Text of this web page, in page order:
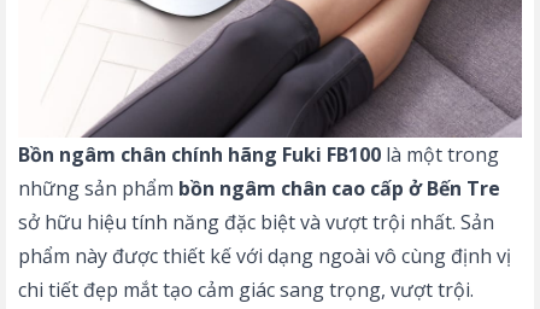
Bồn ngâm chân chính hãng Fuki FB100 là một trong
những sản phẩm bồn ngâm chân cao cấp ở Bến Tre
sở hữu hiệu tính năng đặc biệt và vượt trội nhất. Sản
phẩm này được thiết kế với dạng ngoài vô cùng định vị
chi tiết đẹp mắt tạo cảm giác sang trọng, vượt trội.